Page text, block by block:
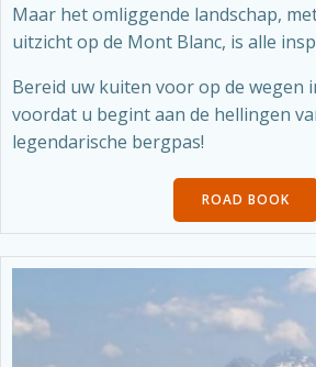
Maar het omliggende landschap,
uitzicht op de Mont Blanc, is alle
Bereid uw kuiten voor op de wegen
voordat u begint aan de hellingen
legendarische bergpas!
ROAD BOOK